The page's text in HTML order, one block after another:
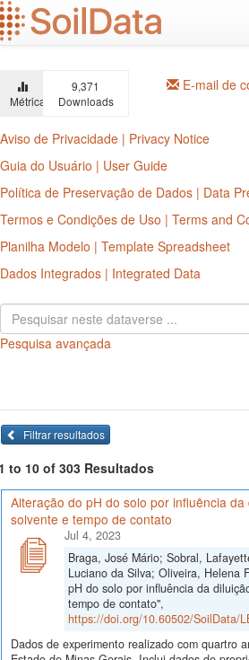
Ir
para
o
principal
Métricas
9,371
Downloads
E-mail de
Aviso de Privacidade | Privacy Notice
Guia do Usuário | User Guide
Política de Preservação de Dados | Data
Termos e Condições de Uso | Terms and
Planilha Modelo | Template Spreadsheet
Dados Integrados | Integrated Data
Pesquisa avançada
Filtrar resultados
to 10 of 303 Resultados
Alteração do pH do solo por influência da
solvente e tempo de contato
Jul 4, 2023
Braga, José Mário; Sobral,
Luciano da Silva; Oliveira, Helena
pH do solo por influência da
tempo de contato",
https://doi.org/10.60502/SoilData/
Dados de experimento realizado com quartro